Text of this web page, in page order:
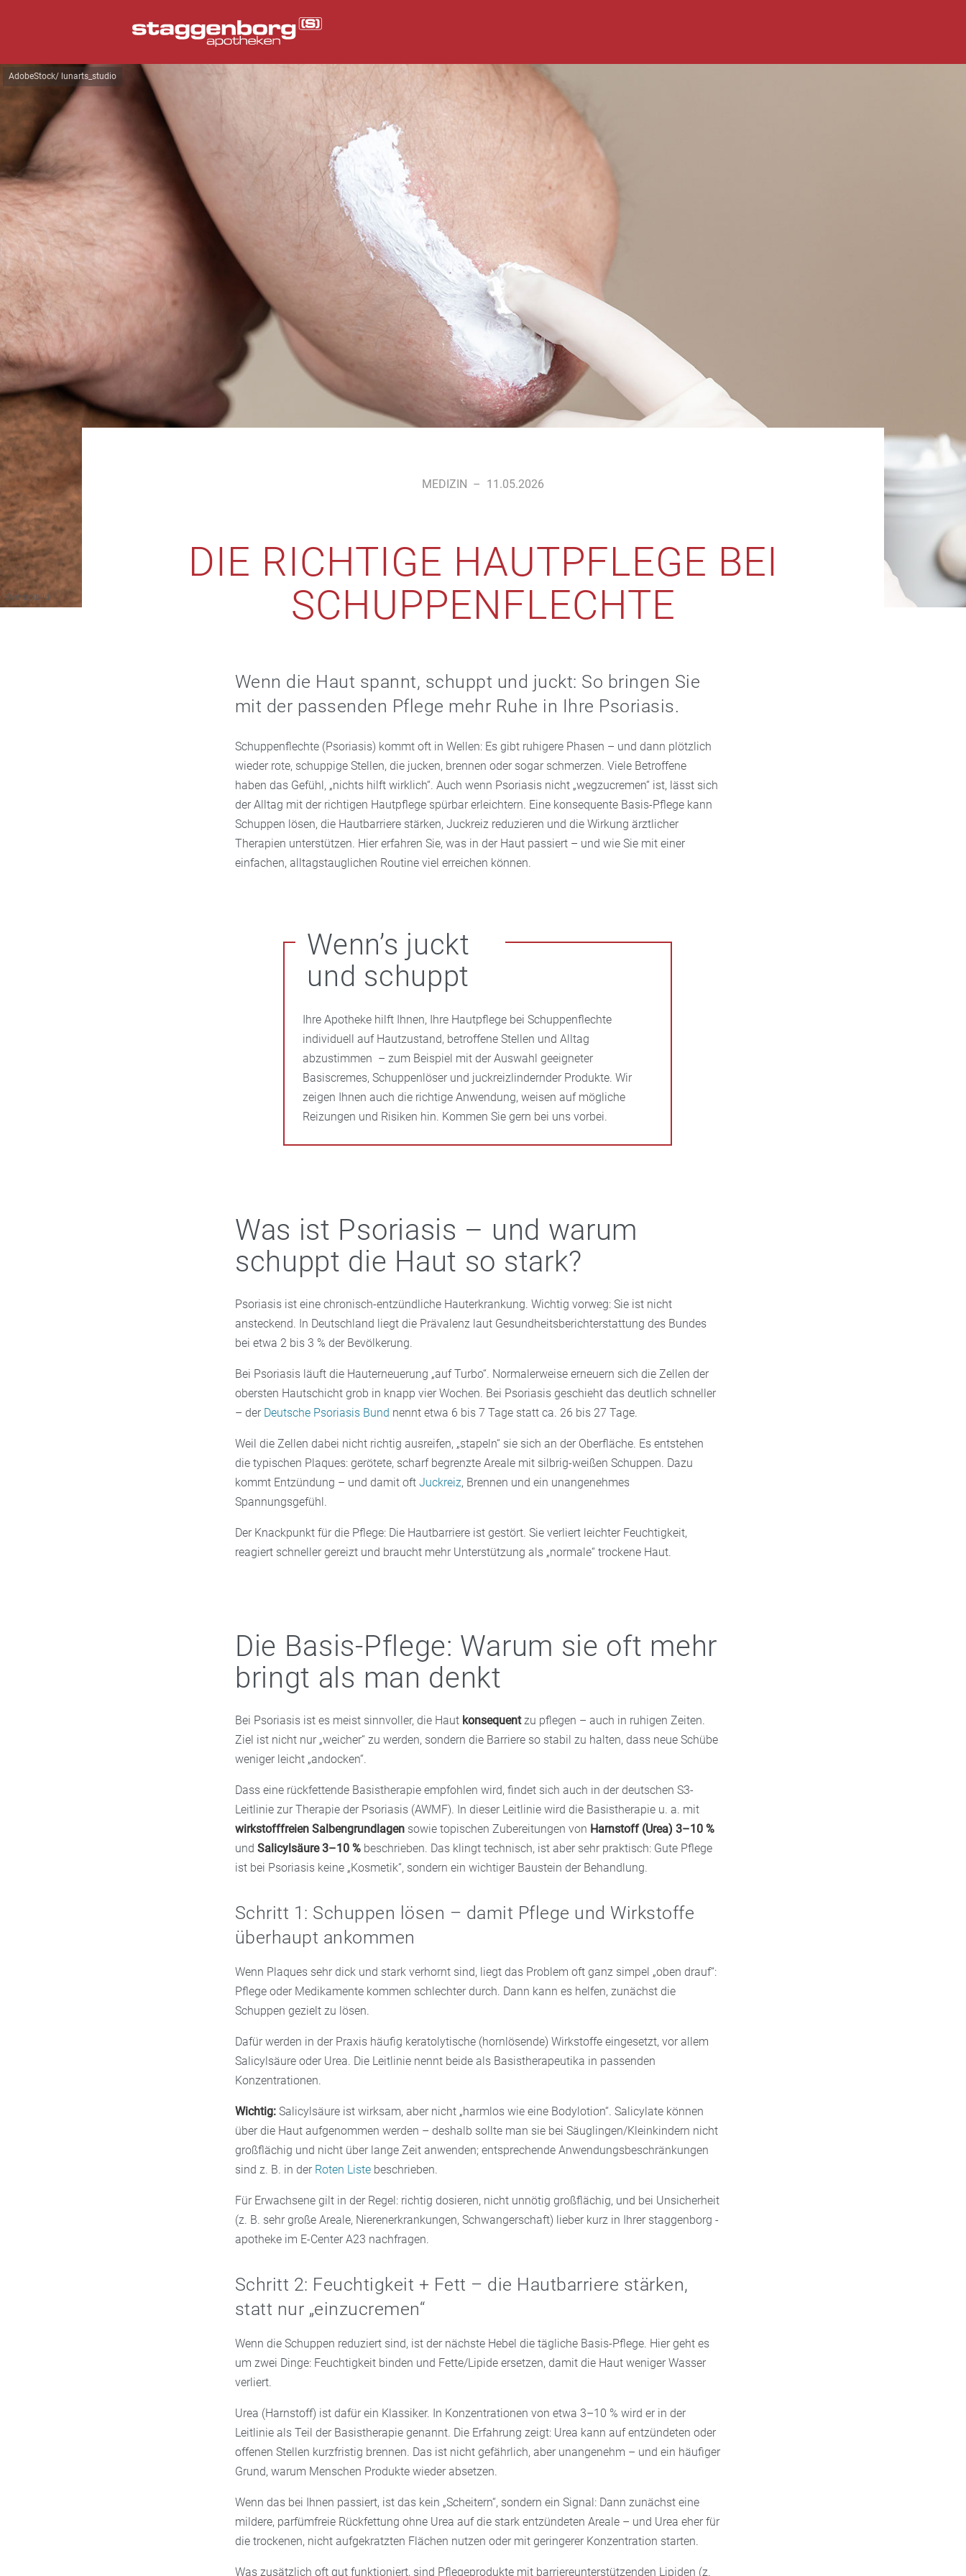
AdobeStock/ lunarts_studio
Symbolbild
MEDIZIN – 11.05.2026
DIE RICHTIGE HAUTPFLEGE BEI
SCHUPPENFLECHTE
Wenn die Haut spannt, schuppt und juckt: So bringen Sie
mit der passenden Pflege mehr Ruhe in Ihre Psoriasis.
Schuppenflechte (Psoriasis) kommt oft in Wellen: Es gibt ruhigere Phasen – und dann plötzlich
wieder rote, schuppige Stellen, die jucken, brennen oder sogar schmerzen. Viele Betroffene
haben das Gefühl, „nichts hilft wirklich“. Auch wenn Psoriasis nicht „wegzucremen“ ist, lässt sich
der Alltag mit der richtigen Hautpflege spürbar erleichtern. Eine konsequente Basis-Pflege kann
Schuppen lösen, die Hautbarriere stärken, Juckreiz reduzieren und die Wirkung ärztlicher
Therapien unterstützen. Hier erfahren Sie, was in der Haut passiert – und wie Sie mit einer
einfachen, alltagstauglichen Routine viel erreichen können.
Wenn’s juckt
und schuppt
Ihre Apotheke hilft Ihnen, Ihre Hautpflege bei Schuppenflechte
individuell auf Hautzustand, betroffene Stellen und Alltag
abzustimmen – zum Beispiel mit der Auswahl geeigneter
Basiscremes, Schuppenlöser und juckreizlindernder Produkte. Wir
zeigen Ihnen auch die richtige Anwendung, weisen auf mögliche
Reizungen und Risiken hin. Kommen Sie gern bei uns vorbei.
Was ist Psoriasis – und warum
schuppt die Haut so stark?
Psoriasis ist eine chronisch-entzündliche Hauterkrankung. Wichtig vorweg: Sie ist nicht
ansteckend. In Deutschland liegt die Prävalenz laut Gesundheitsberichterstattung des Bundes
bei etwa 2 bis 3 % der Bevölkerung.
Bei Psoriasis läuft die Hauterneuerung „auf Turbo“. Normalerweise erneuern sich die Zellen der
obersten Hautschicht grob in knapp vier Wochen. Bei Psoriasis geschieht das deutlich schneller
– der Deutsche Psoriasis Bund nennt etwa 6 bis 7 Tage statt ca. 26 bis 27 Tage.
Weil die Zellen dabei nicht richtig ausreifen, „stapeln“ sie sich an der Oberfläche. Es entstehen
die typischen Plaques: gerötete, scharf begrenzte Areale mit silbrig-weißen Schuppen. Dazu
kommt Entzündung – und damit oft Juckreiz, Brennen und ein unangenehmes
Spannungsgefühl.
Der Knackpunkt für die Pflege: Die Hautbarriere ist gestört. Sie verliert leichter Feuchtigkeit,
reagiert schneller gereizt und braucht mehr Unterstützung als „normale“ trockene Haut.
Die Basis-Pflege: Warum sie oft mehr
bringt als man denkt
Bei Psoriasis ist es meist sinnvoller, die Haut konsequentzu pflegen – auch in ruhigen Zeiten.
Ziel ist nicht nur „weicher“ zu werden, sondern die Barriere so stabil zu halten, dass neue Schübe
weniger leicht „andocken“.
Dass eine rückfettende Basistherapie empfohlen wird, findet sich auch in der deutschen S3-
Leitlinie zur Therapie der Psoriasis (AWMF). In dieser Leitlinie wird die Basistherapie u. a. mit
wirkstofffreien Salbengrundlagensowie topischen Zubereitungen von Harnstoff (Urea) 3–10 %
und Salicylsäure 3–10 %beschrieben. Das klingt technisch, ist aber sehr praktisch: Gute Pflege
ist bei Psoriasis keine „Kosmetik“, sondern ein wichtiger Baustein der Behandlung.
Schritt 1: Schuppen lösen – damit Pflege und Wirkstoffe
überhaupt ankommen
Wenn Plaques sehr dick und stark verhornt sind, liegt das Problem oft ganz simpel „oben drauf“:
Pflege oder Medikamente kommen schlechter durch. Dann kann es helfen, zunächst die
Schuppen gezielt zu lösen.
Dafür werden in der Praxis häufig keratolytische (hornlösende) Wirkstoffe eingesetzt, vor allem
Salicylsäure oder Urea. Die Leitlinie nennt beide als Basistherapeutika in passenden
Konzentrationen.
Wichtig:Salicylsäure ist wirksam, aber nicht „harmlos wie eine Bodylotion“. Salicylate können
über die Haut aufgenommen werden – deshalb sollte man sie bei Säuglingen/Kleinkindern nicht
großflächig und nicht über lange Zeit anwenden; entsprechende Anwendungsbeschränkungen
sind z. B. in der Roten Listebeschrieben.
Für Erwachsene gilt in der Regel: richtig dosieren, nicht unnötig großflächig, und bei Unsicherheit
(z. B. sehr große Areale, Nierenerkrankungen, Schwangerschaft) lieber kurz in Ihrer staggenborg -
apotheke im E-Center A23 nachfragen.
Schritt 2: Feuchtigkeit + Fett – die Hautbarriere stärken,
statt nur „einzucremen“
Wenn die Schuppen reduziert sind, ist der nächste Hebel die tägliche Basis-Pflege. Hier geht es
um zwei Dinge: Feuchtigkeit binden und Fette/Lipide ersetzen, damit die Haut weniger Wasser
verliert.
Urea (Harnstoff) ist dafür ein Klassiker. In Konzentrationen von etwa 3–10 % wird er in der
Leitlinie als Teil der Basistherapie genannt. Die Erfahrung zeigt: Urea kann auf entzündeten oder
offenen Stellen kurzfristig brennen. Das ist nicht gefährlich, aber unangenehm – und ein häufiger
Grund, warum Menschen Produkte wieder absetzen.
Wenn das bei Ihnen passiert, ist das kein „Scheitern“, sondern ein Signal: Dann zunächst eine
mildere, parfümfreie Rückfettung ohne Urea auf die stark entzündeten Areale – und Urea eher für
die trockenen, nicht aufgekratzten Flächen nutzen oder mit geringerer Konzentration starten.
Was zusätzlich oft gut funktioniert, sind Pflegeprodukte mit barriereunterstützenden Lipiden (z.